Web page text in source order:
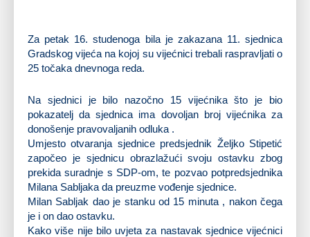
Za petak 16. studenoga bila je zakazana 11. sjednica
Gradskog vijeća na kojoj su vijećnici trebali raspravljati o
25 točaka dnevnoga reda.
Na sjednici je bilo nazočno 15 vijećnika što je bio
pokazatelj da sjednica ima dovoljan broj vijećnika za
donošenje pravovaljanih odluka .
Umjesto otvaranja sjednice predsjednik Željko Stipetić
započeo je sjednicu obrazlažući svoju ostavku zbog
prekida suradnje s SDP-om, te pozvao potpredsjednika
Milana Sabljaka da preuzme vođenje sjednice.
Milan Sabljak dao je stanku od 15 minuta , nakon čega
je i on dao ostavku.
Kako više nije bilo uvjeta za nastavak sjednice vijećnici